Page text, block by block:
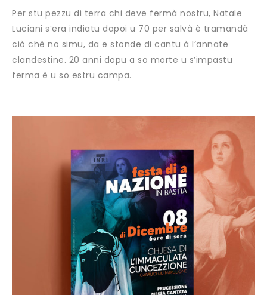
Per stu pezzu di terra chi deve fermà nostru, Natale
Luciani s’era indiatu dapoi u 70 per salvà è tramandà
ciò chè no simu, da e stonde di cantu à l’annate
clandestine. 20 anni dopu a so morte u s’impastu
ferma è u so estru campa.